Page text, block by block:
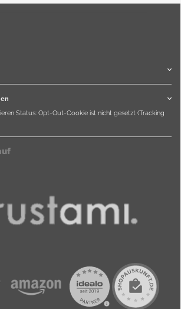
Status: Opt-Out-Cookie ist nicht gesetzt (Tracking